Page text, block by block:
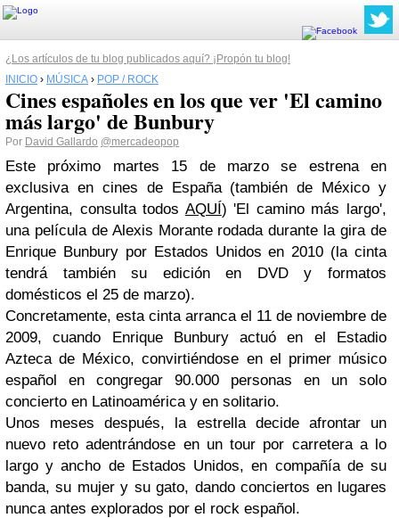
¿Los artículos de tu blog publicados aquí? ¡Propón tu blog!
INICIO › MÚSICA › POP / ROCK
Cines españoles en los que ver 'El camino
más largo' de Bunbury
Por David Gallardo @mercadeopop
Este próximo martes 15 de marzo se estrena en
exclusiva en cines de España (también de México y
Argentina, consulta todos AQUÍ) 'El camino más largo',
una película de Alexis Morante rodada durante la gira de
Enrique Bunbury por Estados Unidos en 2010 (la cinta
tendrá también su edición en DVD y formatos
domésticos el 25 de marzo).
Concretamente, esta cinta arranca el 11 de noviembre de
2009, cuando Enrique Bunbury actuó en el Estadio
Azteca de México, convirtiéndose en el primer músico
español en congregar 90.000 personas en un solo
concierto en Latinoamérica y en solitario.
Unos meses después, la estrella decide afrontar un
nuevo reto adentrándose en un tour por carretera a lo
largo y ancho de Estados Unidos, en compañía de su
banda, su mujer y su gato, dando conciertos en lugares
nunca antes explorados por el rock español.